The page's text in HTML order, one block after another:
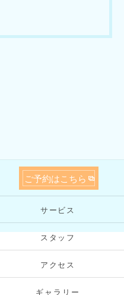
ご予約はこちら
サービス
スタッフ
アクセス
ギャラリー